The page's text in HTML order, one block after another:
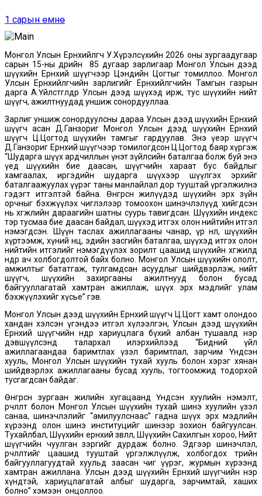
1 сарын өмнө
Монгол Улсын Ерөнхийлөгч У.Хүрэлсүхийн 2026 оны зургаадугаар
сарын 15-ны өдрийн 85 дугаар зарлигаар Монгол Улсын дээд
шүүхийн Ерөнхий шүүгчээр Цэндийн Цогтыг томиллоо. Монгол
Улсын Ерөнхийлөгчийн зарлигийг Ерөнхийлөгчийн Тамгын газрын
дарга А.Үйлстөгөлдөр Улсын дээд шүүхэд ирж, тус шүүхийн нийт
шүүгч, ажилтнуудад уншиж сонордууллаа.
Зарлиг уншиж сонордуулсны дараа Улсын дээд шүүхийн Ерөнхий
шүүгч асан Д.Ганзориг Монгол Улсын дээд шүүхийн Ерөнхий
шүүгч Ц.Цогтод шүүхийн тамгыг гардуулав. Энэ үеэр шүүгч
Д.Ганзориг Ерөнхий шүүгчээр томилогдсон Ц.Цогтод баяр хүргэж
“Шударга шүүх ардчиллын үнэт зүйлсийн баталгаа болж буй энэ
үед шүүхийн бие даасан, шүүгчийн хараат бус байдлыг
хамгаалах, иргэдийн шударга шүүхээр шүүлгэх эрхийг
баталгаажуулах үүрэг таны манлайлал дор тууштай үргэлжилнэ
гэдэгт итгэлтэй байна. Өнгөрсөн жилүүдэд шүүхийн эрх зүйн
орчныг бэхжүүлэх чиглэлээр томоохон шинэчлэлүүд хийгдсэн
нь хөгжлийн дараагийн шатны суурь тавигдсан. Шүүхийн индекс
тэр тусмаа бие даасан байдал, шүүхэд итгэх олон нийтийн итгэл
нэмэгдсэн. Шүүн таслах ажиллагааны чанар, үр нөлөө, шүүхийн
хүртээмж, хүний нөөц, эдийн засгийн баталгаа, шүүхэд итгэх олон
нийтийн итгэлийг нэмэгдүүлэх зорилт цаашид шүүхийн хөгжилд
өндөр ач холбогдолтой байх болно. Монгол Улсын шүүхийн ололт,
амжилтыг бататгаж, тулгамдсан асуудлыг шийдвэрлэж, нийт
шүүгч, шүүхийн захиргааны ажилтнууд болон бусад
байгууллагатай хамтран ажиллаж, шүүх эрх мэдлийг улам
бэхжүүлэхийг хүсье” гэв.
Монгол Улсын дээд шүүхийн Ерөнхий шүүгч Ц.Цогт хамт олондоо
хандан хэлсэн үгэндээ итгэл хүлээлгэн, Улсын дээд шүүхийн
Ерөнхий шүүгчийн өндөр хариуцлага бүхий албан тушаалд нэр
дэвшүүлсэнд талархал илэрхийлээд “Бидний үйл
ажиллагаандаа баримтлах үзэл баримтлал, зарчим Үндсэн
хууль, Монгол Улсын шүүхийн тухай хууль болон хэрэг хянан
шийдвэрлэх ажиллагааны бусад хууль, тогтоомжид тодорхой
тусгагдсан байдаг.
Өнгөрсөн зургаан жилийн хугацаанд Үндсэн хуулийн нэмэлт,
өөрчлөлт болон Монгол Улсын шүүхийн тухай шинэ хуулийн үзэл
санаа, шинэчлэлийг “амилуулснаас” гадна шүүх эрх мэдлийн
хүрээнд олон шинэ институцийг шинээр зохион байгуулсан.
Тухайлбал, Шүүхийн ерөнхий зөвлөл, Шүүхийн Сахилгын хороо, Нийт
шүүгчийн чуулган зэргийг дурдаж болно. Эдгээр шинэчлэл,
өөрчлөлтийг цаашид тууштай үргэлжлүүлж, холбогдох төрийн
байгууллагуудтай хуульд заасан чиг үүрэг, журмын хүрээнд
хамтран ажиллана. Улсын дээд шүүхийн Ерөнхий шүүгчийн нэр
хүндтэй, хариуцлагатай албыг шударга, зарчимтай, хаших
болно” хэмээн онцоллоо.